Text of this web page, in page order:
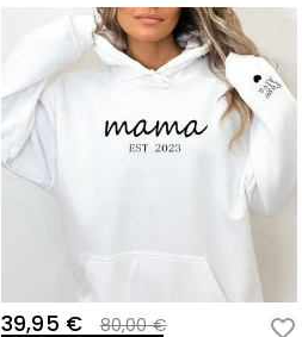
39,95 €
80,00 €